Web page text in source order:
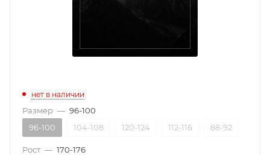
нет в наличии
Размер — 96-100
96-100
104-108 120-124 112-116 88-92
Рост — 170-176